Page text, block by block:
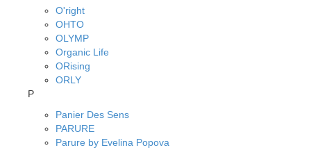
O'right
OHTO
OLYMP
Organic Life
ORising
ORLY
P
Panier Des Sens
PARURE
Parure by Evelina Popova